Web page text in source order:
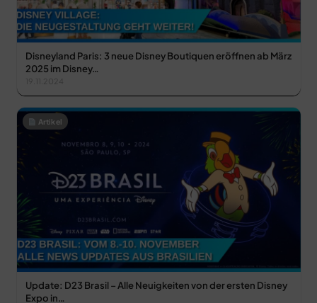
Disneyland Paris: 3 neue Disney Boutiquen eröffnen ab März
2025 im Disney…
19.11.2024
Artikel
Update: D23 Brasil – Alle Neuigkeiten von der ersten Disney
Expo in…